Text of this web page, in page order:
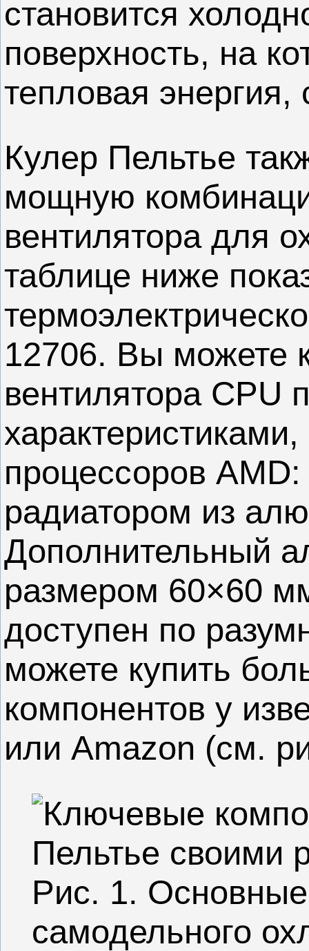
становится
поверхность, на
тепловая энергия,
Кулер Пельтье
мощную
вентилятора для
таблице ниже
12706. Вы можете
вентилятора CPU
процессоров
радиатором из
Дополнительный
размером 60×60
доступен по
можете купить
компонентов у
или Amazon (см.
Рис. 1.
самодельного